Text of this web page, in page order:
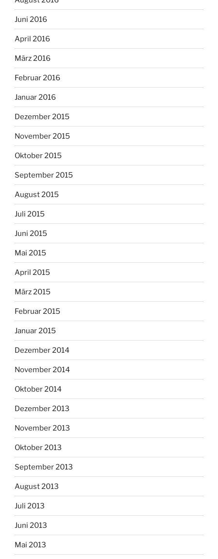
Juni 2016
April 2016
März 2016
Februar 2016
Januar 2016
Dezember 2015
November 2015
Oktober 2015
September 2015
August 2015
Juli 2015
Juni 2015
Mai 2015
April 2015
März 2015
Februar 2015
Januar 2015
Dezember 2014
November 2014
Oktober 2014
Dezember 2013
November 2013
Oktober 2013
September 2013
August 2013
Juli 2013
Juni 2013
Mai 2013